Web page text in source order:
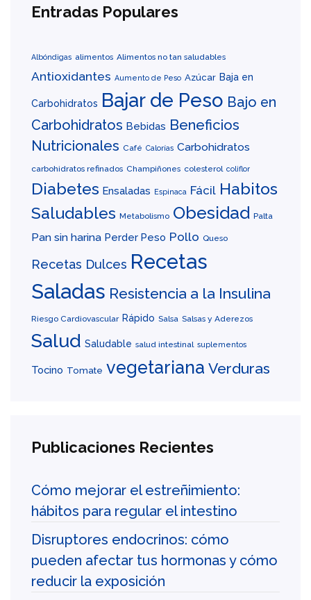
Entradas Populares
Albóndigas alimentos Alimentos no tan saludables
Antioxidantes Aumento de Peso Azúcar Baja en
Carbohidratos Bajar de Peso Bajo en
Carbohidratos Bebidas Beneficios
Nutricionales Café Calorías Carbohidratos
carbohidratos refinados Champiñones colesterol coliflor
Diabetes Ensaladas Espinaca Fácil Habitos
Saludables Metabolismo Obesidad Palta
Pan sin harina Perder Peso Pollo Queso
Recetas Dulces Recetas
Saladas Resistencia a la Insulina
Riesgo Cardiovascular Rápido Salsa Salsas y Aderezos
Salud Saludable salud intestinal suplementos
Tocino Tomate vegetariana Verduras
Publicaciones Recientes
Cómo mejorar el estreñimiento:
hábitos para regular el intestino
Disruptores endocrinos: cómo
pueden afectar tus hormonas y cómo
reducir la exposición